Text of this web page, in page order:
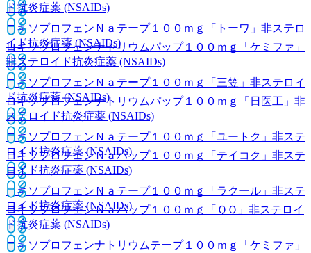
ロキソプロフェンＮａテープ１００ｍｇ「トーワ」 非ステロ
イド抗炎症薬 (NSAIDs)
ロキソプロフェンＮａテープ１００ｍｇ「三笠」 非ステロイ
ド抗炎症薬 (NSAIDs)
ロキソプロフェンＮａテープ１００ｍｇ「ユートク」 非ステ
ロイド抗炎症薬 (NSAIDs)
ロキソプロフェンＮａテープ１００ｍｇ「ラクール」 非ステ
ロイド抗炎症薬 (NSAIDs)
ロキソプロフェンナトリウムテープ１００ｍｇ「ケミファ」
ド抗炎症薬 (NSAIDs)
ロキソプロフェンナトリウムパップ１００ｍｇ「ケミファ」
非ステロイド抗炎症薬 (NSAIDs)
ロキソプロフェンナトリウムパップ１００ｍｇ「日医工」 非
ステロイド抗炎症薬 (NSAIDs)
ロキソプロフェンＮａパップ１００ｍｇ「テイコク」 非ステ
ロイド抗炎症薬 (NSAIDs)
ロキソプロフェンＮａパップ１００ｍｇ「ＱＱ」 非ステロイ
ド抗炎症薬 (NSAIDs)